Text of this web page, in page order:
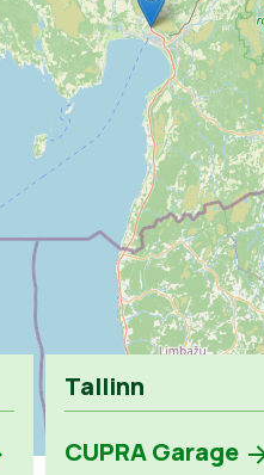
Tallinn
CUPRA Garage